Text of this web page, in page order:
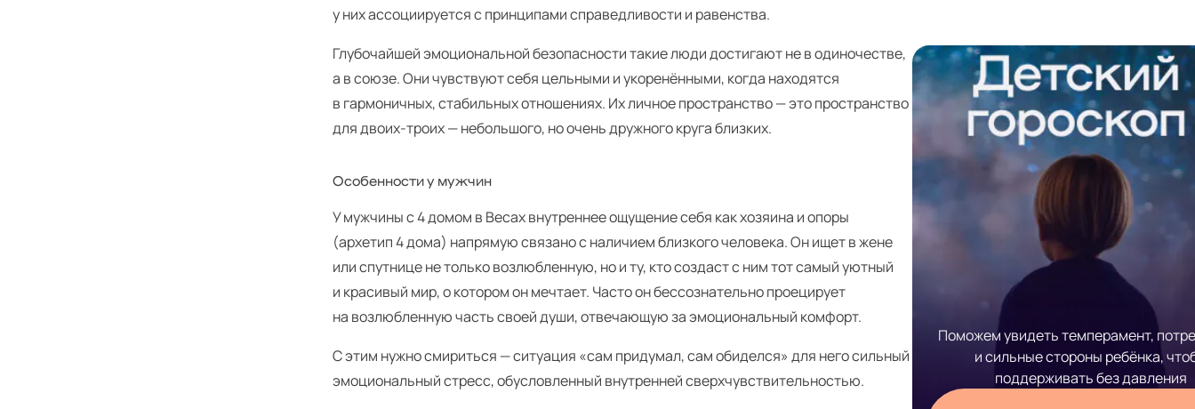
у них ассоциируется с принципами справедливости и равенства.
Глубочайшей эмоциональной безопасности такие люди достигают не в одиночестве,
а в союзе. Они чувствуют себя цельными и укоренёнными, когда находятся
в гармоничных, стабильных отношениях. Их личное пространство — это пространство
для двоих-троих — небольшого, но очень дружного круга близких.
Особенности у мужчин
У мужчины с 4 домом в Весах внутреннее ощущение себя как хозяина и опоры
(архетип 4 дома) напрямую связано с наличием близкого человека. Он ищет в жене
или спутнице не только возлюбленную, но и ту, кто создаст с ним тот самый уютный
и красивый мир, о котором он мечтает. Часто он бессознательно проецирует
на возлюбленную часть своей души, отвечающую за эмоциональный комфорт.
С этим нужно смириться — ситуация «сам придумал, сам обиделся» для него сильный
эмоциональный стресс, обусловленный внутренней сверхчувствительностью.
Поможем увидеть темперамент,
и сильные стороны ребёнка,
поддерживать без давления